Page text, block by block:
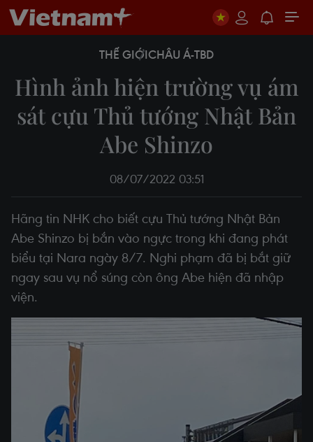
THẾ GIỚICHÂU Á-TBD
Hình ảnh hiện trường vụ ám
sát cựu Thủ tướng Nhật Bản
Abe Shinzo
08/07/2022 03:51
Hãng tin NHK cho biết cựu Thủ tướng Nhật Bản
Abe Shinzo bị bắn vào ngực trong khi đang phát
biểu tại Nara ngày 8/7. Nghi phạm đã bị bắt giữ
ngay sau vụ nổ súng còn ông Abe hiện đã nhập
viện.